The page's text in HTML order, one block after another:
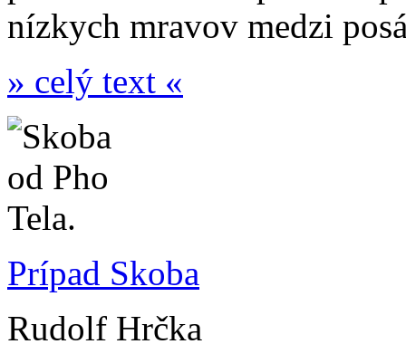
nízkych mravov medzi
» celý text «
Prípad Skoba
Rudolf Hrčka